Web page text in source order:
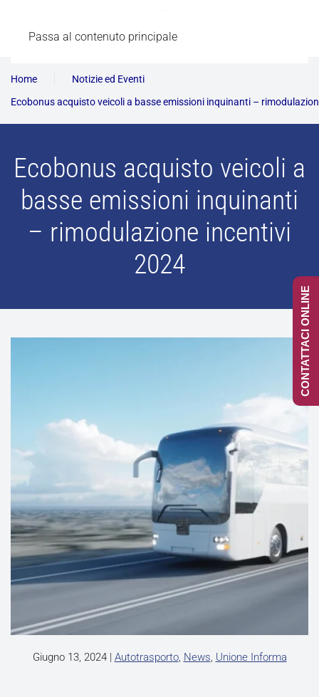
Passa al contenuto principale
Home
Notizie ed Eventi
Ecobonus acquisto veicoli a basse emissioni inquinanti –
Ecobonus acquisto veicoli a
basse emissioni inquinanti
– rimodulazione incentivi
2024
Giugno 13, 2024| Autotrasporto, News, Unione Informa
CONTATTACI ONLINE